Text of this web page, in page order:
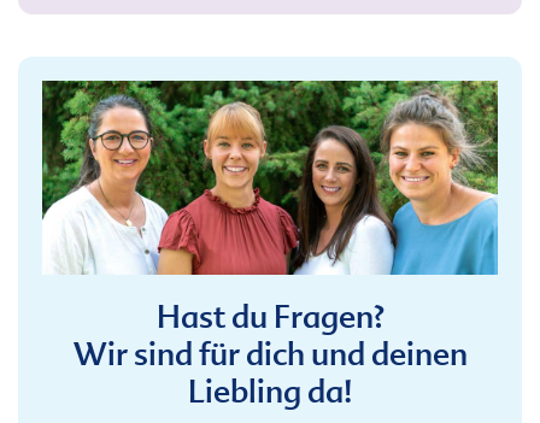
Hast du Fragen?
Wir sind für dich und deinen
Liebling da!